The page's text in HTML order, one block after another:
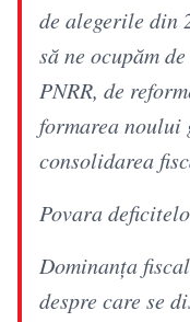
de alegerile din
să ne ocupăm
PNRR, de
formarea noului
consolidarea
Povara
Dominanța
despre care se